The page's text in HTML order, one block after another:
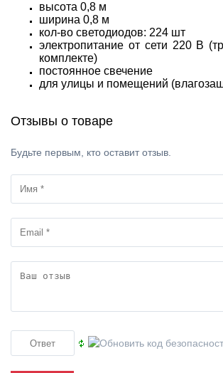
высота 0,8 м
ширина 0,8 м
кол-во светодиодов: 224 шт
электропитание от сети 220 В
комплекте)
постоянное свечение
для улицы и помещений
Отзывы о товаре
Будьте первым, кто оставит отзыв.